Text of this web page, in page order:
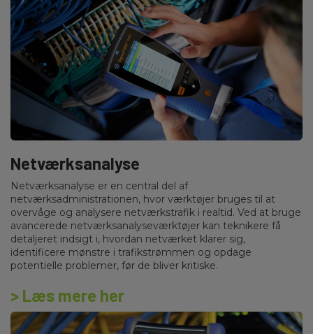
Netværksanalyse
Netværksanalyse er en central del af
netværksadministrationen, hvor værktøjer bruges til at
overvåge og analysere netværkstrafik i realtid. Ved at bruge
avancerede netværksanalyseværktøjer kan teknikere få
detaljeret indsigt i, hvordan netværket klarer sig,
identificere mønstre i trafikstrømmen og opdage
potentielle problemer, før de bliver kritiske.
> Læs mere her